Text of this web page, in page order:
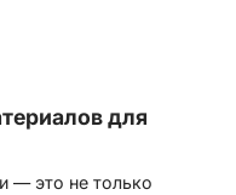
для
— это не только